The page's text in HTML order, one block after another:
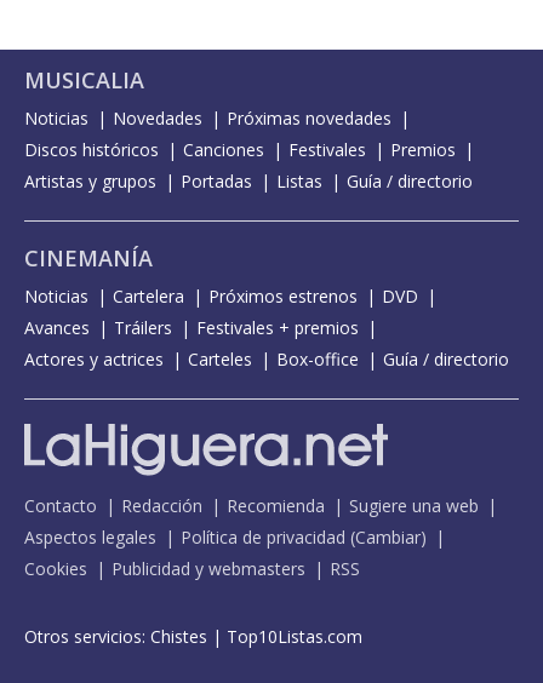
MUSICALIA
Noticias Novedades
Próximas novedades
Discos históricos
Canciones Festivales
Premios
Artistas y grupos
Portadas Listas Guía / directorio
CINEMANÍA
Noticias Cartelera Próximos estrenos
DVD
Avances
Tráilers
Festivales + premios
Actores y actrices
Carteles Box-office Guía / directorio
Contacto Redacción Recomienda
Sugiere una web
Aspectos legales
Política de privacidad (Cambiar)
Cookies
Publicidad y webmasters RSS
Otros servicios: Chistes | Top10Listas.com